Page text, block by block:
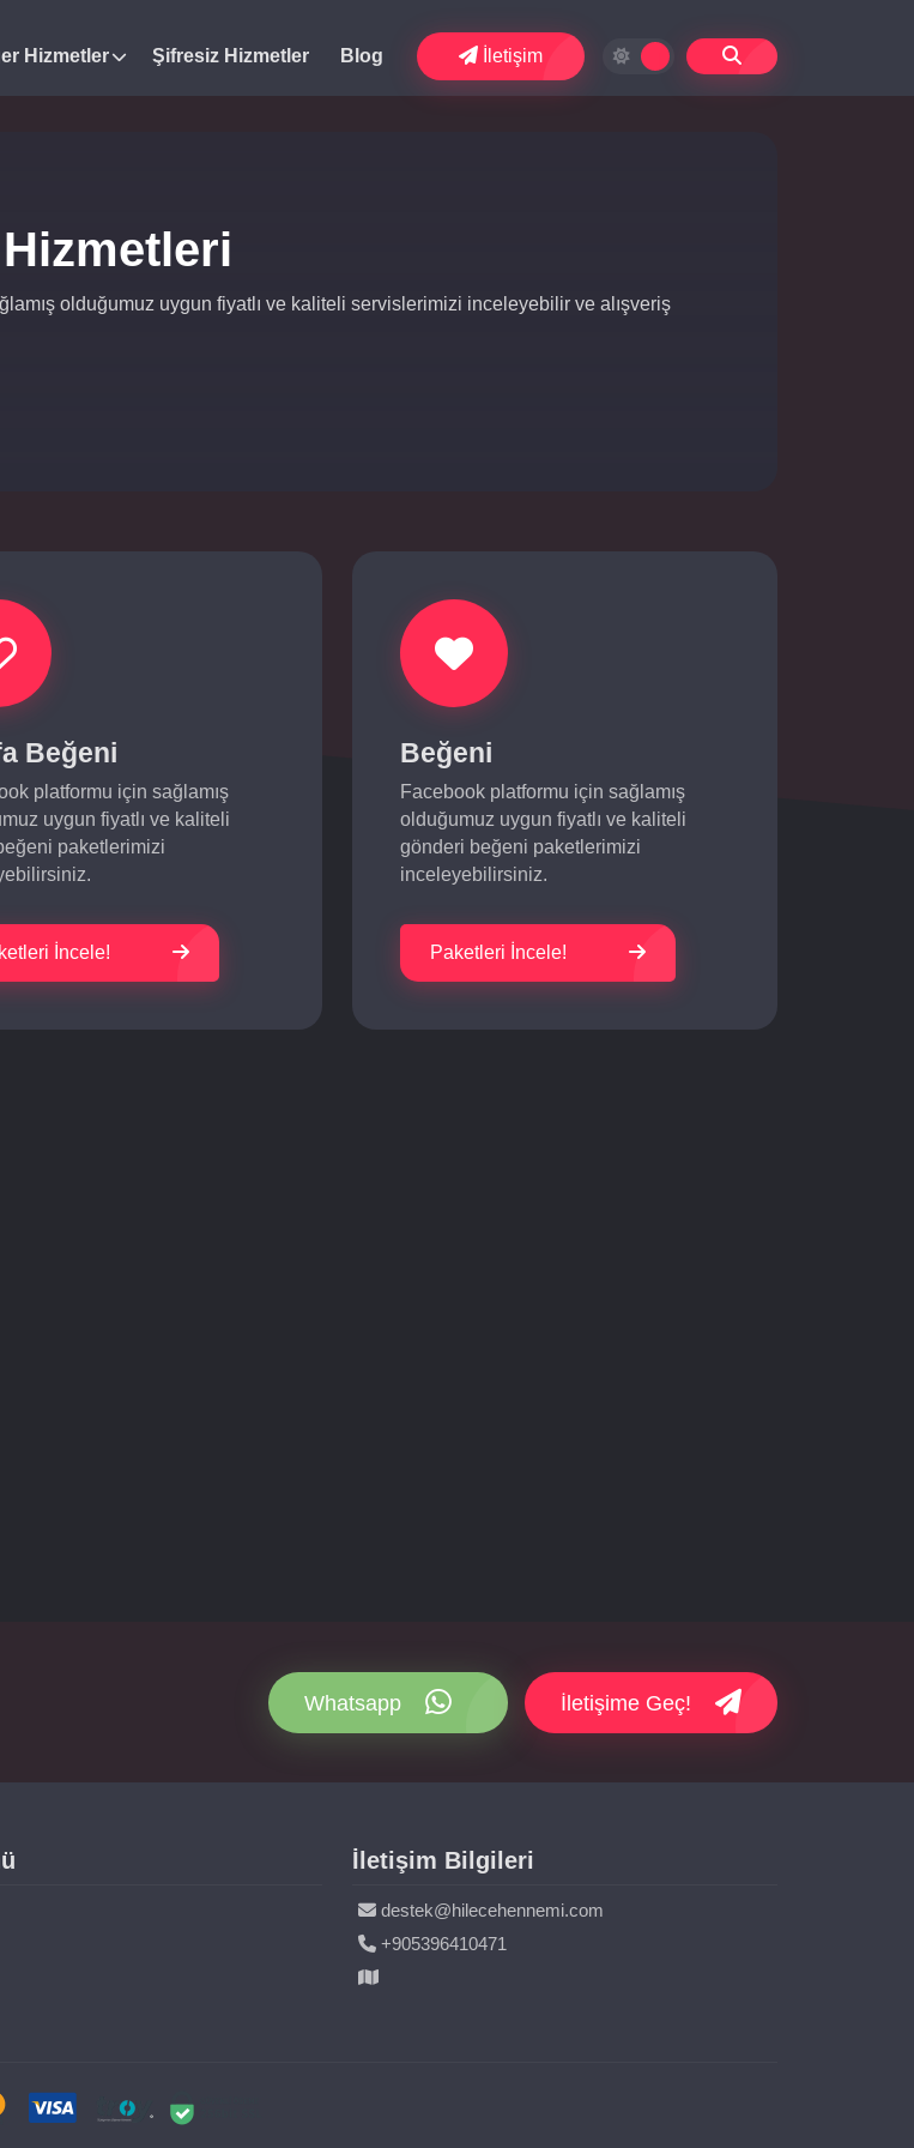
Hizmetler Şifresiz Hizmetler Blog İletişim
olduğumuz uygun fiyatlı ve kaliteli servislerimizi inceleyebilir ve alışveriş
Beğeni
platformu için sağlamış
uygun fiyatlı ve kaliteli
paketlerimizi
İncele!
Beğeni
Facebook platformu için sağlamış
olduğumuz uygun fiyatlı ve kaliteli
gönderi beğeni paketlerimizi
inceleyebilirsiniz.
Paketleri İncele!
Whatsapp İletişime Geç!
İletişim Bilgileri
destek@hilecehennemi.com
+905396410471